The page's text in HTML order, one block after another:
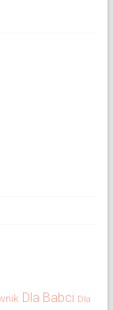
Dla Babci Dla